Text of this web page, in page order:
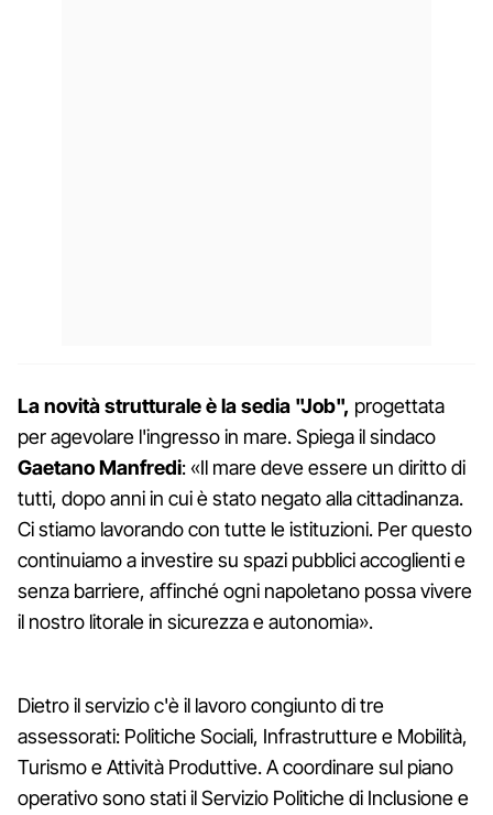
La novità strutturale è la sedia "Job", progettata
per agevolare l'ingresso in mare. Spiega il sindaco
Gaetano Manfredi: «Il mare deve essere un diritto di
tutti, dopo anni in cui è stato negato alla cittadinanza.
Ci stiamo lavorando con tutte le istituzioni. Per questo
continuiamo a investire su spazi pubblici accoglienti e
senza barriere, affinché ogni napoletano possa vivere
il nostro litorale in sicurezza e autonomia».
Dietro il servizio c'è il lavoro congiunto di tre
assessorati: Politiche Sociali, Infrastrutture e Mobilità,
Turismo e Attività Produttive. A coordinare sul piano
operativo sono stati il Servizio Politiche di Inclusione e